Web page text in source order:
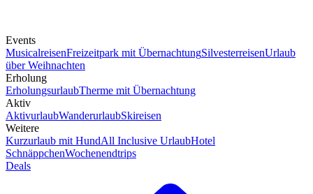
Events
MusicalreisenFreizeitpark mit ÜbernachtungSilvesterreisenUrlaub
über Weihnachten
Erholung
ErholungsurlaubTherme mit Übernachtung
Aktiv
AktivurlaubWanderurlaubSkireisen
Weitere
Kurzurlaub mit HundAll Inclusive UrlaubHotel
SchnäppchenWochenendtrips
Deals